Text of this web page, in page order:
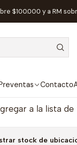
Contacto
$100.000 y a RM
El Mundo -
El
a la lista
stock de